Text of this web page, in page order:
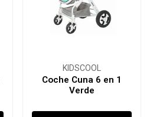
KIDSCOOL
Coche Cuna 6 en 1
Verde